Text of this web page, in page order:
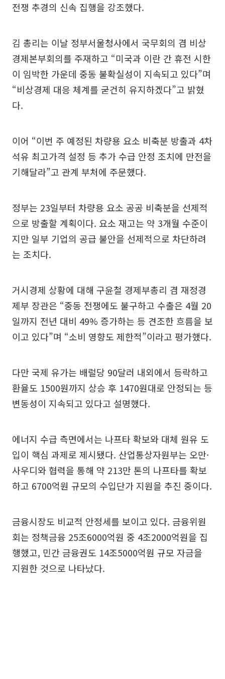
전쟁 추경의 신속 집행을 강조했다.
김 총리는 이날 정부서울청사에서 국무회의 겸 비상
경제본부회의를 주재하고 “미국과 이란 간 휴전 시한
이 임박한 가운데 중동 불확실성이 지속되고 있다”며
“비상경제 대응 체계를 굳건히 유지하겠다”고 밝혔
다.
이어 “이번 주 예정된 차량용 요소 비축분 방출과 4차
석유 최고가격 설정 등 추가 수급 안정 조치에 만전을
기해달라”고 관계 부처에 주문했다.
정부는 23일부터 차량용 요소 공공 비축분을 선제적
으로 방출할 계획이다. 요소 재고는 약 3개월 수준이
지만 일부 기업의 공급 불안을 선제적으로 차단하려
는 조치다.
거시경제 상황에 대해 구윤철 경제부총리 겸 재정경
제부 장관은 “중동 전쟁에도 불구하고 수출은 4월 20
일까지 전년 대비 49% 증가하는 등 견조한 흐름을 보
이고 있다”며 “소비 영향도 제한적”이라고 평가했다.
다만 국제 유가는 배럴당 90달러 내외에서 등락하고
환율도 1500원까지 상승 후 1470원대로 안정되는 등
변동성이 지속되고 있다고 설명했다.
에너지 수급 측면에서는 나프타 확보와 대체 원유 도
입이 핵심 과제로 제시됐다. 산업통상자원부는 오만·
사우디와 협력을 통해 약 213만 톤의 나프타를 확보
하고 6700억원 규모의 수입단가 지원을 추진 중이다.
금융시장도 비교적 안정세를 보이고 있다. 금융위원
회는 정책금융 25조6000억원 중 4조2000억원을 집
행했고, 민간 금융권도 14조5000억원 규모 자금을
지원한 것으로 나타났다.